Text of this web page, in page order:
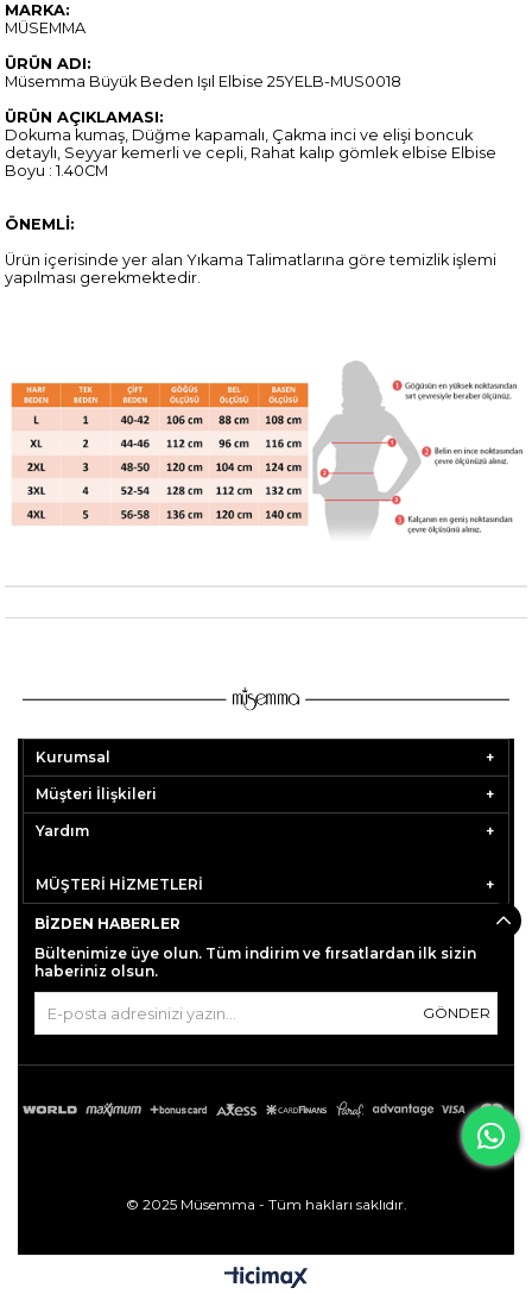
MARKA:
MÜSEMMA
ÜRÜN ADI:
Müsemma Büyük Beden Işıl Elbise 25YELB-MUS0018
ÜRÜN AÇIKLAMASI:
Dokuma kumaş, Düğme kapamalı, Çakma inci ve elişi boncuk
detaylı, Seyyar kemerli ve cepli, Rahat kalıp gömlek elbise Elbise
Boyu : 1.40CM
ÖNEMLİ:
Ürün içerisinde yer alan Yıkama Talimatlarına göre temizlik işlemi
yapılması gerekmektedir.
Kurumsal
Müşteri İlişkileri
Yardım
MÜŞTERİ HİZMETLERİ
BIZDEN HABERLER
Bültenimize üye olun. Tüm indirim ve fırsatlardan ilk sizin
haberiniz olsun.
GÖNDER
© 2025 Müsemma - Tüm hakları saklıdır.